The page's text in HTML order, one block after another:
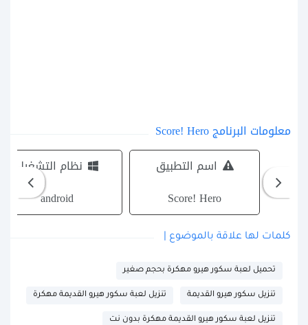
معلومات البرنامج Score! Hero
اسم التطبيق
Score! Hero
نظام التشغيل
android
كلمات لها علاقة بالموضوع |
تحميل لعبة سكور هيرو مهكرة بحجم صغير
تنزيل سكور هيرو القديمة تنزيل لعبة سكور هيرو القديمة مهكرة
تنزيل لعبة سكور هيرو القديمة مهكرة بدون نت